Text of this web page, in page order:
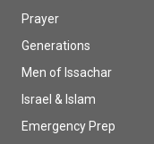
Prayer
Generations
Men of Issachar
Israel & Islam
Emergency Prep